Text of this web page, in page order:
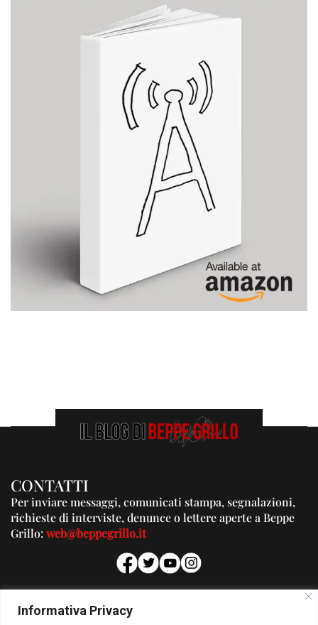
Informativa Privacy
CONTATTI
Per inviare messaggi, comunicati stampa, segnalazioni,
richieste di interviste, denunce o lettere aperte a Beppe
Grillo:web@beppegrillo.it
PUBBLICITA'
Per la tua pubblicità su questo Blog: